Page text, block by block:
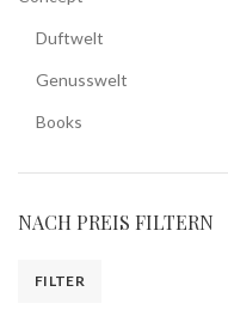
Books
Duftwelt
Genusswelt
NACH PREIS FILTERN
FILTER